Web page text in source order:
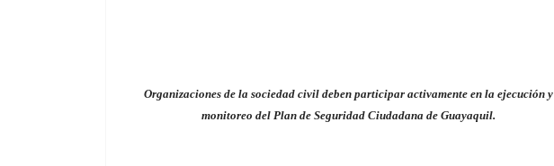
Organizaciones de la sociedad civil deben participar activamente en la ejecución y
monitoreo del Plan de Seguridad Ciudadana de Guayaquil.